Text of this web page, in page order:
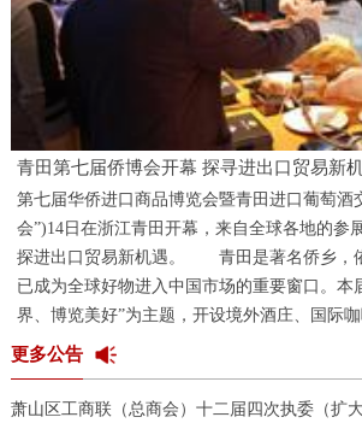
青田第七届侨博会开幕 探寻进出口贸易新
第七届华侨进口商品博览会暨青田进口葡萄酒
会”)14日在浙江青田开幕，来自全球各地的参
探进出口贸易新机遇。 青田是著名侨乡，
已成为全球好物进入中国市场的重要窗口。本
界、博览美好”为主题，开设境外酒庄、国际咖
题展区，邀请境内外企业1100家、商协会及侨
期。”来自意大利的酒商丹尼尔·吉罗拉米
更多公告
萧山区工商联（总商会）十二届四次执委（扩